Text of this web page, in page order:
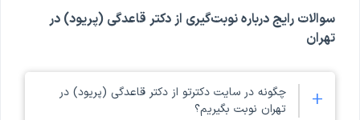
(پریود) مربوطه را بررسی کنید. دکترتو در تمام صفحات مربوط به دکترهای
قاعدگی (پریود) تهران، امکان بررسی کد نظام پزشکی، آدرس مطب و مراکز
حضور دکتر، شماره تماس و ثبت نوبت حضوری برای قاعدگی (پریود) در
پروفایل هر پزشک را فراهم کرده است. ملاک انتخاب بهترین دکتر قاعدگی
(پریود) تهران در دکترتو، تخصص و تجربه پزشک در کنار امتیاز و نظر
مراجعه‌کنندگان است. با مراجعه به پروفایل هر یک از دکترهای تهران
سوالات رایج درباره نوبت‌گیری از دکتر قاعدگی (پریود) در
تهران
+
چگونه در سایت دکترتو از دکتر قاعدگی (پریود) در
تهران نوبت بگیریم؟